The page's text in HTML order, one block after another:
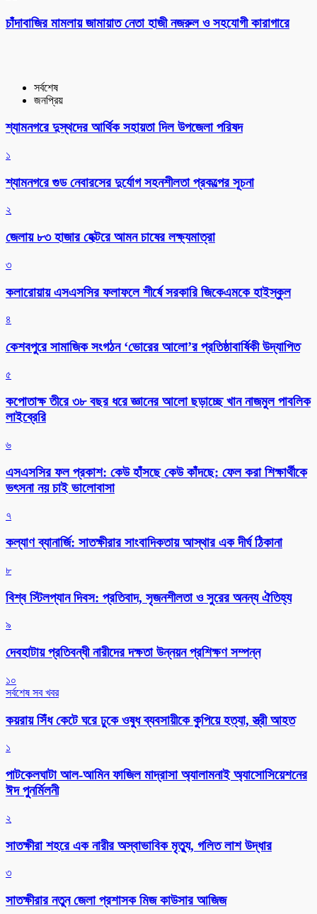
চাঁদাবাজির মামলায় জামায়াত নেতা হাজী নজরুল ও সহযোগী কারাগারে
সর্বশেষ
জনপ্রিয়
শ্যামনগরে দুস্থদের আর্থিক সহায়তা দিল উপজেলা পরিষদ
১
শ্যামনগরে গুড নেবারসের দুর্যোগ সহনশীলতা প্রকল্পের সূচনা
২
জেলায় ৮৩ হাজার হেক্টরে আমন চাষের লক্ষ্যমাত্রা
৩
কলারোয়ায় এসএসসির ফলাফলে শীর্ষে সরকারি জিকেএমকে হাইস্কুল
৪
কেশবপুরে সামাজিক সংগঠন ‘ভোরের আলো’র প্রতিষ্ঠাবার্ষিকী উদ্যাপিত
৫
কপোতাক্ষ তীরে ৩৮ বছর ধরে জ্ঞানের আলো ছড়াচ্ছে খান নাজমুল পাবলিক
লাইব্রেরি
৬
এসএসসির ফল প্রকাশ: কেউ হাঁসছে কেউ কাঁদছে: ফেল করা শিক্ষার্থীকে
ভৎসনা নয় চাই ভালোবাসা
৭
কল্যাণ ব্যানার্জি: সাতক্ষীরার সাংবাদিকতায় আস্থার এক দীর্ঘ ঠিকানা
৮
বিশ্ব স্টিলপ্যান দিবস: প্রতিবাদ, সৃজনশীলতা ও সুরের অনন্য ঐতিহ্য
৯
দেবহাটায় প্রতিবন্ধী নারীদের দক্ষতা উন্নয়ন প্রশিক্ষণ সম্পন্ন
১০
সর্বশেষ সব খবর
কয়রায় সিঁধ কেটে ঘরে ঢুকে ওষুধ ব্যবসায়ীকে কুপিয়ে হত্যা, স্ত্রী আহত
১
পাটকেলঘাটা আল-আমিন ফাজিল মাদ্রাসা অ্যালামনাই অ্যাসোসিয়েশনের
ঈদ পুনর্মিলনী
২
সাতক্ষীরা শহরে এক নারীর অস্বাভাবিক মৃত্যু, গলিত লাশ উদ্ধার
৩
সাতক্ষীরার নতুন জেলা প্রশাসক মিজ কাউসার আজিজ